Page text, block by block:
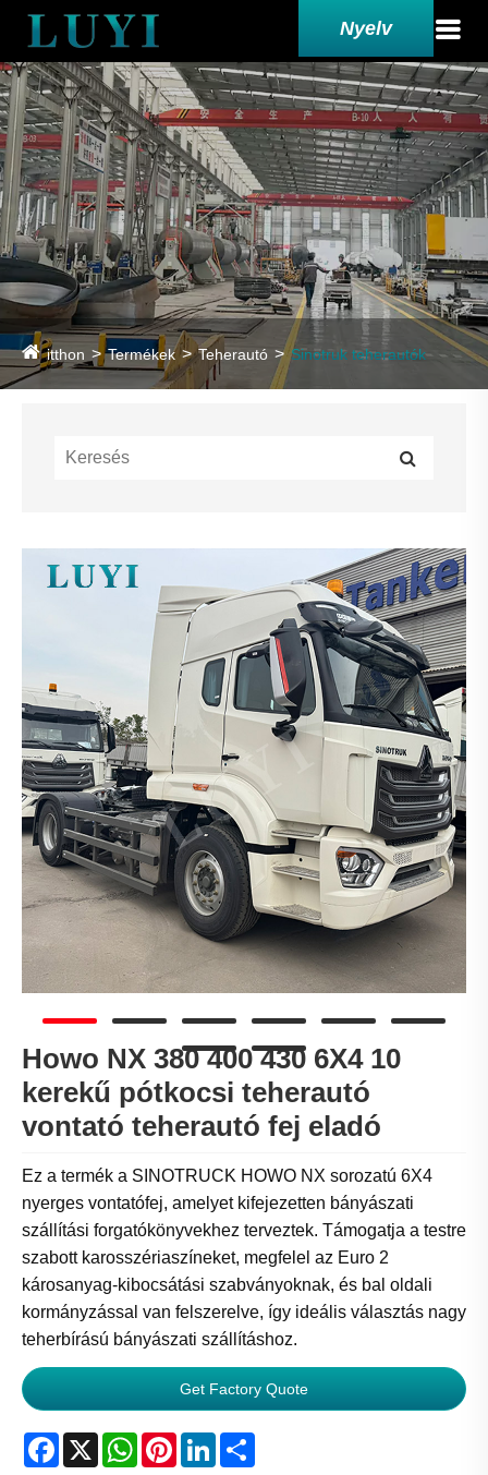
Nyelv
itthon Termékek Teherautó Sinotruk teherautók
Howo NX 380 400 430 6X4 10
kerekű pótkocsi teherautó
vontató teherautó fej eladó
Ez a termék a SINOTRUCK HOWO NX sorozatú 6X4
nyerges vontatófej, amelyet kifejezetten bányászati ​​
szállítási forgatókönyvekhez terveztek. Támogatja a testre
szabott karosszériaszíneket, megfelel az Euro 2
károsanyag-kibocsátási szabványoknak, és bal oldali
kormányzással van felszerelve, így ideális választás nagy
teherbírású bányászati ​​szállításhoz.
Get Factory Quote
Facebook
X WhatsApp
PinterestLinkedIn